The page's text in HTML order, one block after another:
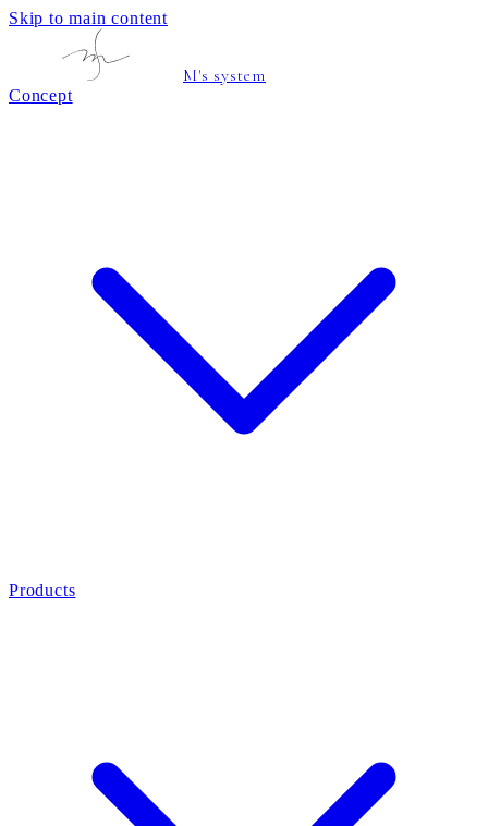
Skip to main content
M's system
Concept
Products